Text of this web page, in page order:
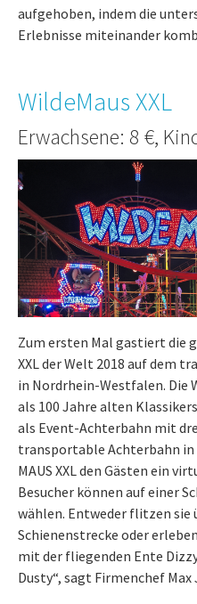
aufgehoben, indem die
Erlebnisse miteinander
WildeMaus XXL
Erwachsene: 8 €,
Zum ersten Mal gastiert die
XXL der Welt 2018 auf dem
in Nordrhein-Westfalen. Die
als 100 Jahre alten
als Event-Achterbahn mit
transportable Achterbahn in
MAUS XXL den Gästen ein
Besucher können auf einer
wählen. Entweder flitzen sie
Schienenstrecke oder
mit der fliegenden Ente
Dusty“, sagt Firmenchef